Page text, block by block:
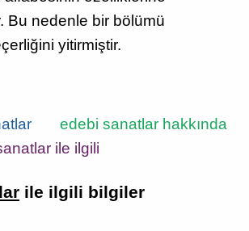
Bu nedenle bir bölümü
yitirmiştir.
edebi sanatlar hakkında
ile ilgili
ile ilgili bilgiler